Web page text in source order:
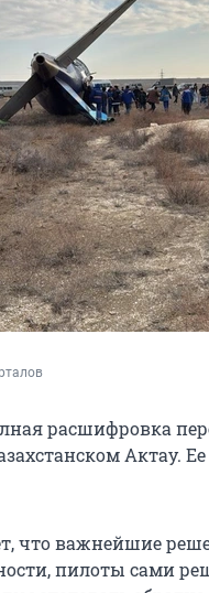
расшифровка
Актау.
что важнейшие
пилоты сами